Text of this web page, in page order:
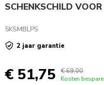
SCHENKSCHILD
5KSMBLPS
2 jaar garantie
€ 51,75 € 69,00
Kosten